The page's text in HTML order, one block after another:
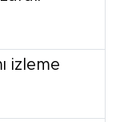
izleme